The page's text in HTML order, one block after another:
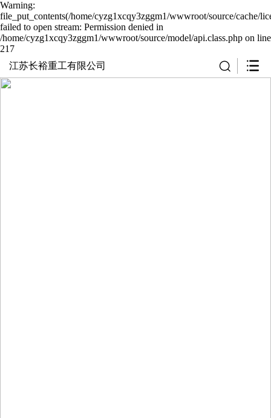
Warning:
file_put_contents(/home/cyzg1xcqy3zggm1/wwwroot/source/cache/
failed to open stream: Permission denied in
/home/cyzg1xcqy3zggm1/wwwroot/source/model/api.class.php on line
217
江苏长裕重工有限公司